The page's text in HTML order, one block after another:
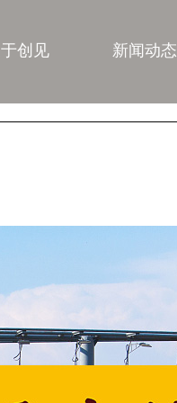
创见 新闻动态